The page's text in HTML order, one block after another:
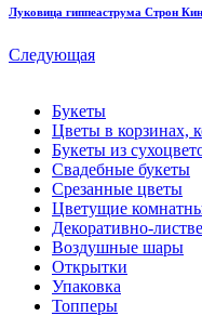
Луковица гиппеаструма Строн
Следующая
Букеты
Цветы в корзинах,
Букеты из
Свадебные букеты
Срезанные цветы
Цветущие
Декоративно-
Воздушные шары
Открытки
Упаковка
Топперы